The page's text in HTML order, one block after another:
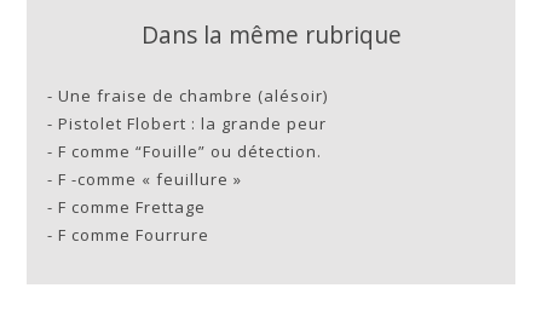
Dans la même rubrique
-Une fraise de chambre (alésoir)
-Pistolet Flobert : la grande peur
-F comme “Fouille” ou détection.
-F -comme « feuillure »
-F comme Frettage
-F comme Fourrure